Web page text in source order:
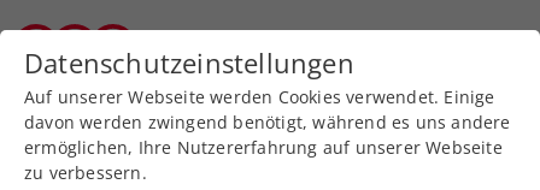
Turniere
Datenschutzeinstellungen
Auf unserer Webseite werden Cookies verwendet. Einige
davon werden zwingend benötigt, während es uns andere
ermöglichen, Ihre Nutzererfahrung auf unserer Webseite
zu verbessern.